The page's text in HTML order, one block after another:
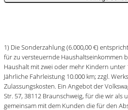
1) Die Sonderzahlung (6.000,00 €)
für zu versteuernde Haushaltseinkommen
Haushalt mit zwei oder mehr Kindern unter
Jährliche Fahrleistung 10.000 km; zzgl.
Zulassungskosten. Ein Angebot der
Str. 57, 38112 Braunschweig, für die wir
gemeinsam mit dem Kunden die für den